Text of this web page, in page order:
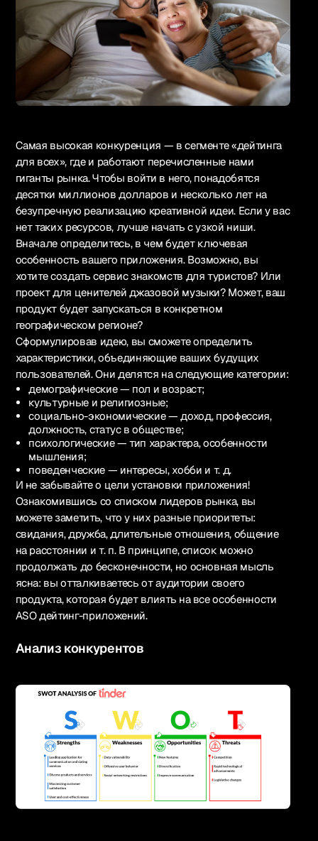
Самая высокая конкуренция — в сегменте «дейтинга
для всех», где и работают перечисленные нами
гиганты рынка. Чтобы войти в него, понадобятся
десятки миллионов долларов и несколько лет на
безупречную реализацию креативной идеи. Если у вас
нет таких ресурсов, лучше начать с узкой ниши.
Вначале определитесь, в чем будет ключевая
особенность вашего приложения. Возможно, вы
хотите создать сервис знакомств для туристов? Или
проект для ценителей джазовой музыки? Может, ваш
продукт будет запускаться в конкретном
географическом регионе?
Сформулировав идею, вы сможете определить
характеристики, объединяющие ваших будущих
пользователей. Они делятся на следующие категории:
демографические — пол и возраст;
культурные и религиозные;
социально-экономические — доход, профессия,
должность, статус в обществе;
психологические — тип характера, особенности
мышления;
поведенческие — интересы, хобби и т. д.
И не забывайте о цели установки приложения!
Ознакомившись со списком лидеров рынка, вы
можете заметить, что у них разные приоритеты:
свидания, дружба, длительные отношения, общение
на расстоянии и т. п. В принципе, список можно
продолжать до бесконечности, но основная мысль
ясна: вы отталкиваетесь от аудитории своего
продукта, которая будет влиять на все особенности
ASO дейтинг-приложений.
Анализ конкурентов